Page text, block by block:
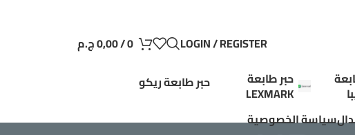
LOGIN / REGISTER
0
/
0,00ج.م
حبر طابعة
LEXMARK
حبر طابعة ريكو
سياسة الخصوصية